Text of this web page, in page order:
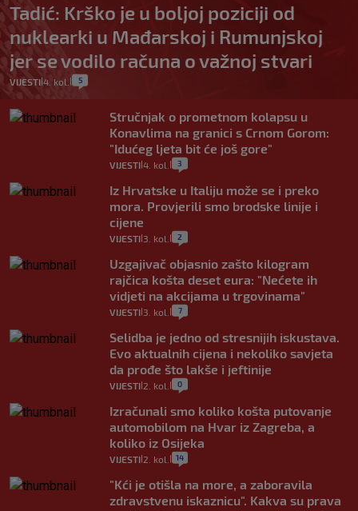
Tadić: Krško je u boljoj poziciji od
nuklearki u Mađarskoj i Rumunjskoj
jer se vodilo računa o važnoj stvari
VIJESTI 4. kol. 5
Stručnjak o prometnom kolapsu u
Konavlima na granici s Crnom Gorom:
"Idućeg ljeta bit će još gore"
VIJESTI 4. kol. 3
Iz Hrvatske u Italiju može se i preko
mora. Provjerili smo brodske linije i
cijene
VIJESTI 3. kol. 2
Uzgajivač objasnio zašto kilogram
rajčica košta deset eura: "Nećete ih
vidjeti na akcijama u trgovinama"
VIJESTI 3. kol. 7
Selidba je jedno od stresnijih iskustava.
Evo aktualnih cijena i nekoliko savjeta
da prođe što lakše i jeftinije
VIJESTI 2. kol. 0
Izračunali smo koliko košta putovanje
automobilom na Hvar iz Zagreba, a
koliko iz Osijeka
VIJESTI 2. kol. 14
"Kći je otišla na more, a zaboravila
zdravstvenu iskaznicu". Kakva su prava